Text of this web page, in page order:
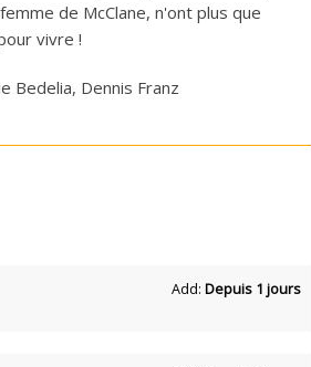
de McClane, n'ont plus que
vivre !
Bedelia, Dennis Franz
Add: Depuis 1 jours